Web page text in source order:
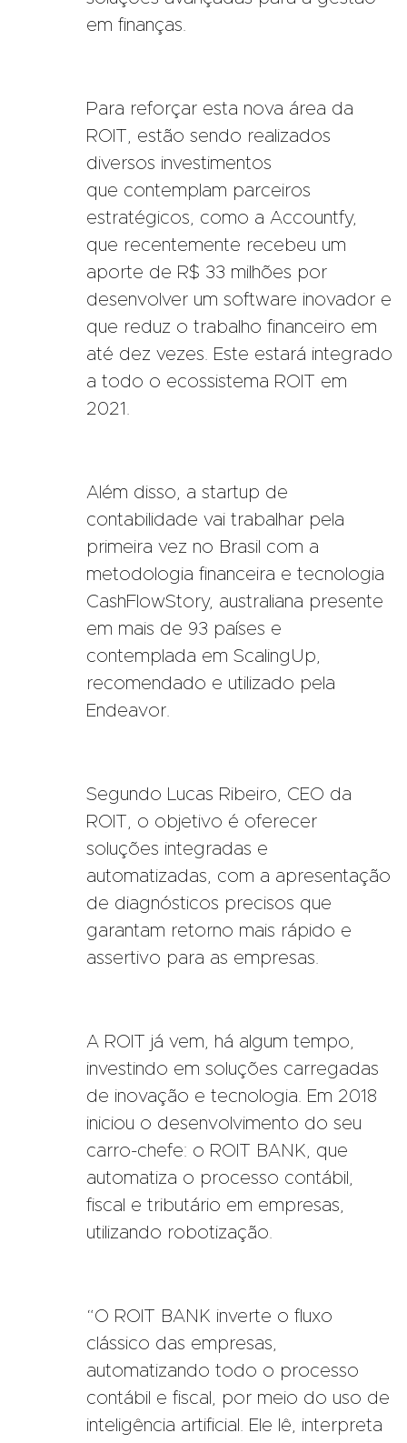
em finanças.
Para reforçar esta nova área da
ROIT, estão sendo realizados
diversos investimentos
que contemplam parceiros
estratégicos, como a Accountfy,
que recentemente recebeu um
aporte de R$ 33 milhões por
desenvolver um software inovador e
que reduz o trabalho financeiro em
até dez vezes. Este estará integrado
a todo o ecossistema ROIT em
2021.
Além disso, a startup de
contabilidade vai trabalhar pela
primeira vez no Brasil com a
metodologia financeira e tecnologia
CashFlowStory, australiana presente
em mais de 93 países e
contemplada em ScalingUp,
recomendado e utilizado pela
Endeavor.
Segundo Lucas Ribeiro, CEO da
ROIT, o objetivo é oferecer
soluções integradas e
automatizadas, com a apresentação
de diagnósticos precisos que
garantam retorno mais rápido e
assertivo para as empresas.
A ROIT já vem, há algum tempo,
investindo em soluções carregadas
de inovação e tecnologia. Em 2018
iniciou o desenvolvimento do seu
carro-chefe: o ROIT BANK, que
automatiza o processo contábil,
fiscal e tributário em empresas,
utilizando robotização.
“O ROIT BANK inverte o fluxo
clássico das empresas,
automatizando todo o processo
contábil e fiscal, por meio do uso de
inteligência artificial. Ele lê, interpreta